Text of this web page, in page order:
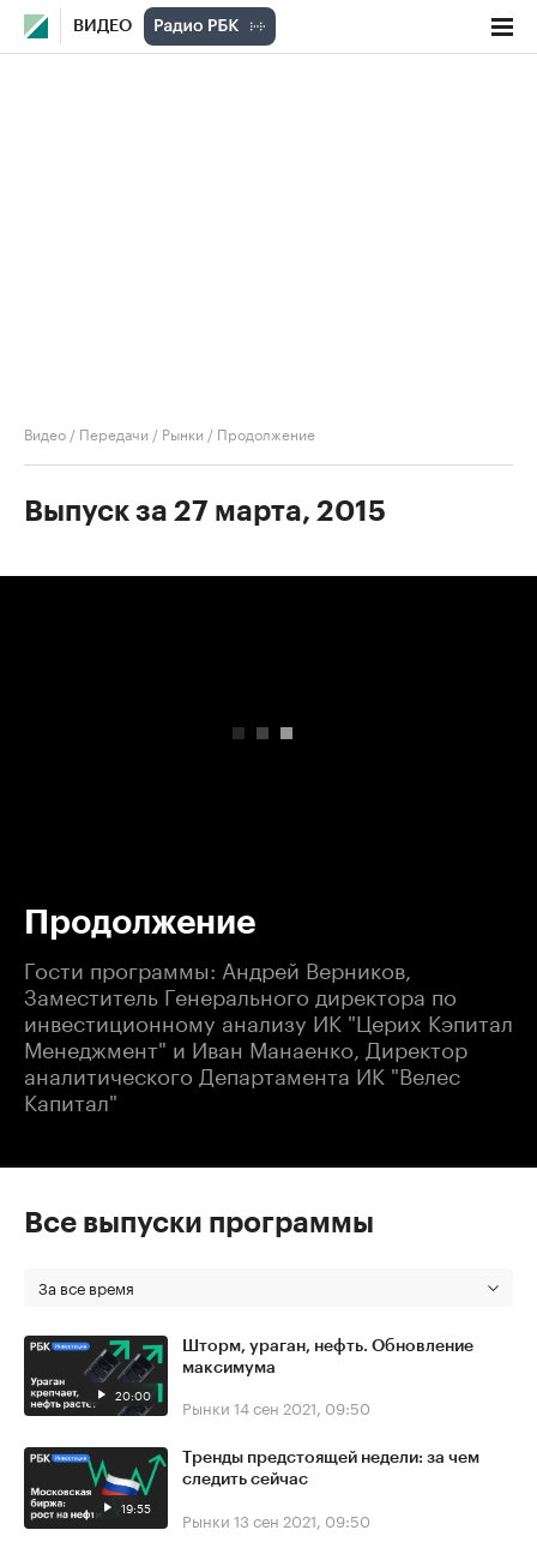
ВИДЕО
Видео / Передачи / Рынки / Продолжение
Выпуск за 27 марта, 2015
Продолжение
Гости программы: Андрей Верников,
Заместитель Генерального директора по
инвестиционному анализу ИК "Церих Кэпитал
Менеджмент" и Иван Манаенко, Директор
аналитического Департамента ИК "Велес
Капитал"
Все выпуски программы
За все время
20:00
Шторм, ураган, нефть. Обновление
максимума
Рынки 14 сен 2021, 09:50
19:55
Тренды предстоящей недели: за чем
следить сейчас
Рынки 13 сен 2021, 09:50